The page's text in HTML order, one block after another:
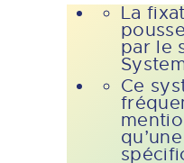
La
par le
Ce